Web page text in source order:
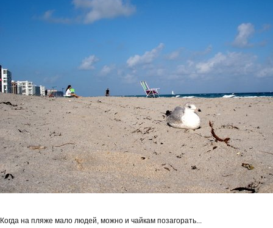
Когда на пляже мало людей, можно и чайкам позагорать...